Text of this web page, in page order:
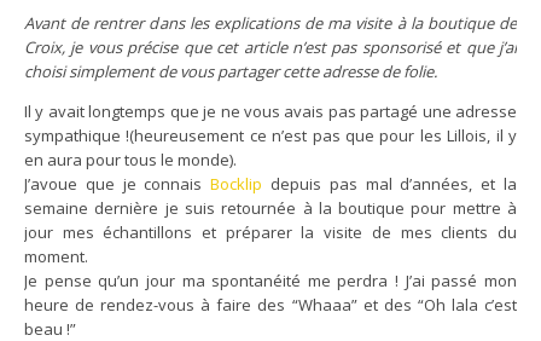
Avant de rentrer dans les explications de ma visite à la boutique de
Croix, je vous précise que cet article n’est pas sponsorisé et que j’ai
choisi simplement de vous partager cette adresse de folie.
Il y avait longtemps que je ne vous avais pas partagé une adresse
sympathique !(heureusement ce n’est pas que pour les Lillois, il y
en aura pour tous le monde).
J’avoue que je connaisBocklip depuis pas mal d’années, et la
semaine dernière je suis retournée à la boutique pour mettre à
jour mes échantillons et préparer la visite de mes clients du
moment.
Je pense qu’un jour ma spontanéité me perdra ! J’ai passé mon
heure de rendez-vous à faire des “Whaaa” et des “Oh lala c’est
beau !”